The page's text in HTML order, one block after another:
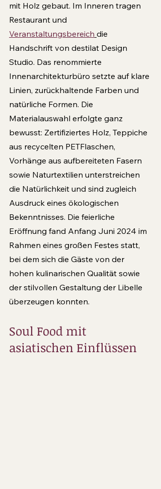
mit Holz gebaut. Im Inneren tragen
Restaurant und
Veranstaltungsbereich die
Handschrift von destilat Design
Studio. Das renommierte
Innenarchitekturbüro setzte auf klare
Linien, zurückhaltende Farben und
natürliche Formen. Die
Materialauswahl erfolgte ganz
bewusst: Zertifiziertes Holz, Teppiche
aus recycelten PETFlaschen,
Vorhänge aus aufbereiteten Fasern
sowie Naturtextilien unterstreichen
die Natürlichkeit und sind zugleich
Ausdruck eines ökologischen
Bekenntnisses. Die feierliche
Eröffnung fand Anfang Juni 2024 im
Rahmen eines großen Festes statt,
bei dem sich die Gäste von der
hohen kulinarischen Qualität sowie
der stilvollen Gestaltung der Libelle
überzeugen konnten.
Soul Food mit
asiatischen Einflüssen